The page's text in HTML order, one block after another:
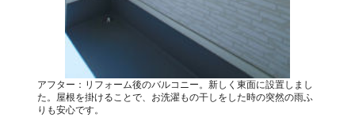
アフター：リフォーム後のバルコニー。新しく東面に設置しまし
た。屋根を掛けることで、お洗濯もの干しをした時の突然の雨ふ
りも安心です。